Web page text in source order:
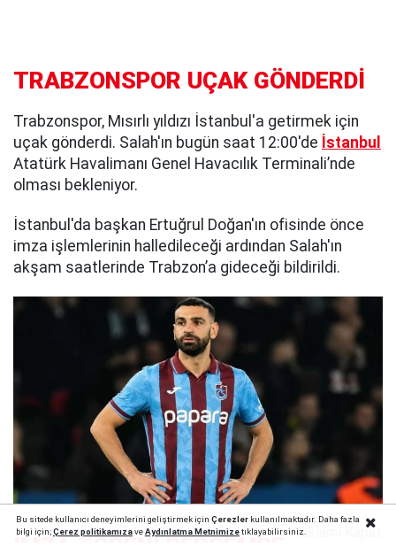
TRABZONSPOR UÇAK GÖNDERDİ
Trabzonspor, Mısırlı yıldızı İstanbul'a getirmek için
uçak gönderdi. Salah'ın bugün saat 12:00'de İstanbul
Atatürk Havalimanı Genel Havacılık Terminali’nde
olması bekleniyor.
İstanbul'da başkan Ertuğrul Doğan'ın ofisinde önce
imza işlemlerinin halledileceği ardından Salah'ın
akşam saatlerinde Trabzon’a gideceği bildirildi.
Bu sitede kullanıcı deneyimlerini geliştirmek için Çerezlerkullanılmaktadır. Daha fazla
bilgi için;Çerez politikamızaveAydınlatma Metnimizetıklayabilirsiniz.Reklamı Kapat